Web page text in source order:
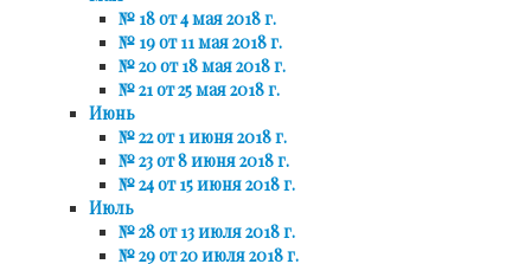
№ 18 от 4 мая 2018 г.
№ 19 от 11 мая 2018 г.
№ 20 от 18 мая 2018 г.
№ 21 от 25 мая 2018 г.
Июнь
№ 22 от 1 июня 2018 г.
№ 23 от 8 июня 2018 г.
№ 24 от 15 июня 2018 г.
Июль
№ 28 от 13 июля 2018 г.
№ 29 от 20 июля 2018 г.